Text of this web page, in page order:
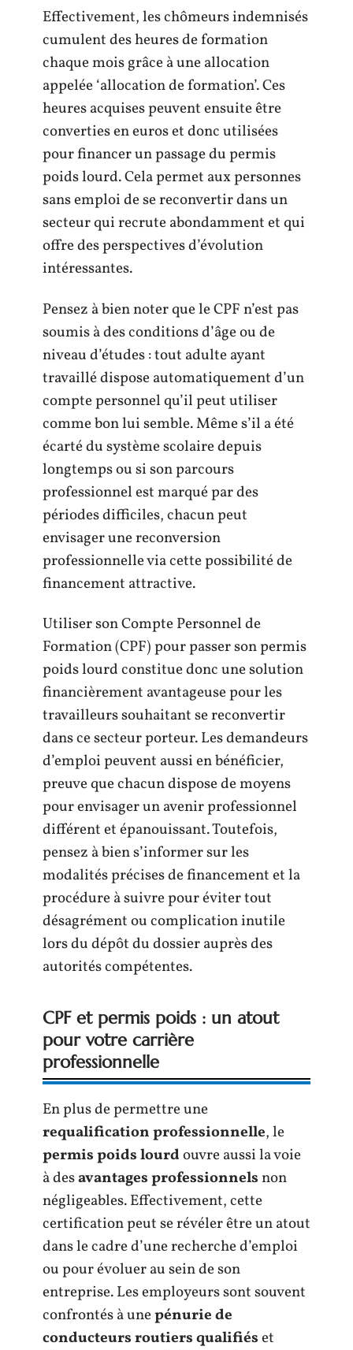
Effectivement, les chômeurs indemnisés
cumulent des heures de formation
chaque mois grâce à une allocation
appelée ‘allocation de formation’. Ces
heures acquises peuvent ensuite être
converties en euros et donc utilisées
pour financer un passage du permis
poids lourd. Cela permet aux personnes
sans emploi de se reconvertir dans un
secteur qui recrute abondamment et qui
offre des perspectives d’évolution
intéressantes.
Pensez à bien noter que le CPF n’est pas
soumis à des conditions d’âge ou de
niveau d’études : tout adulte ayant
travaillé dispose automatiquement d’un
compte personnel qu’il peut utiliser
comme bon lui semble. Même s’il a été
écarté du système scolaire depuis
longtemps ou si son parcours
professionnel est marqué par des
périodes difficiles, chacun peut
envisager une reconversion
professionnelle via cette possibilité de
financement attractive.
Utiliser son Compte Personnel de
Formation (CPF) pour passer son permis
poids lourd constitue donc une solution
financièrement avantageuse pour les
travailleurs souhaitant se reconvertir
dans ce secteur porteur. Les demandeurs
d’emploi peuvent aussi en bénéficier,
preuve que chacun dispose de moyens
pour envisager un avenir professionnel
différent et épanouissant. Toutefois,
pensez à bien s’informer sur les
modalités précises de financement et la
procédure à suivre pour éviter tout
désagrément ou complication inutile
lors du dépôt du dossier auprès des
autorités compétentes.
CPF et permis poids : un atout
pour votre carrière
professionnelle
En plus de permettre une
requalification professionnelle, le
permis poids lourdouvre aussi la voie
à desavantages professionnelsnon
négligeables. Effectivement, cette
certification peut se révéler être un atout
dans le cadre d’une recherche d’emploi
ou pour évoluer au sein de son
entreprise. Les employeurs sont souvent
confrontés à unepénurie de
conducteurs routiers qualifiéset